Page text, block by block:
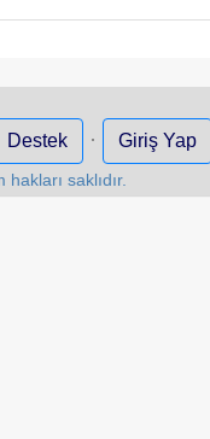
Destek · Giriş Yap
saklıdır.